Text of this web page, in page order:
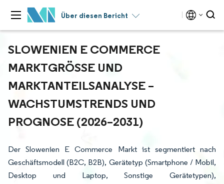
Über diesen Bericht
SLOWENIEN E COMMERCE
MARKTGRÖSSE UND M
ARKTANTEILSANALYSE – W
ACHSTUMSTRENDS UND P
ROGNOSE (2026–2031)
Der Slowenien E Commerce Markt ist segmentiert nach
Geschäftsmodell (B2C, B2B), Gerätetyp (Smartphone / Mobil,
Desktop und Laptop, Sonstige Gerätetypen),